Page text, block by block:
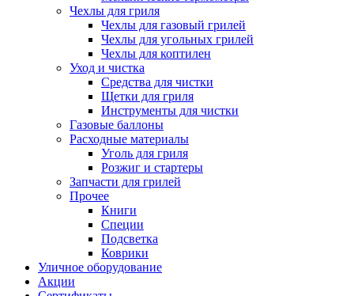
Чехлы для гриля
Чехлы для газовый грилей
Чехлы для угольных грилей
Чехлы для коптилен
Уход и чистка
Средства для чистки
Щетки для гриля
Инструменты для чистки
Газовые баллоны
Расходные материалы
Уголь для гриля
Розжиг и стартеры
Запчасти для грилей
Прочее
Книги
Специи
Подсветка
Коврики
Уличное оборудование
Акции